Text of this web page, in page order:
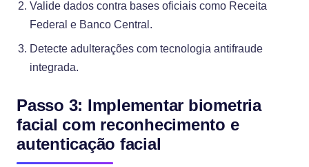
Valide dados contra bases oficiais como Receita
Federal e Banco Central.
Detecte adulterações com tecnologia antifraude
integrada.
Passo 3: Implementar biometria
facial com reconhecimento e
autenticação facial